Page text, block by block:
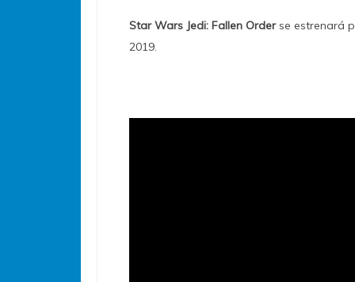
Star Wars Jedi: Fallen Orderse estrenará
2019.